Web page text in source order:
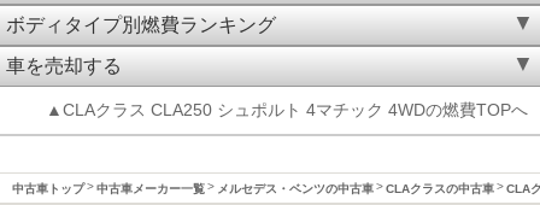
ボディタイプ別燃費ランキング
車を売却する
▲CLAクラス CLA250 シュポルト 4マチック 4WDの燃費TOPへ
中古車トップ 中古車メーカー一覧 メルセデス・ベンツの中古車 CLAクラスの中古車 CLA